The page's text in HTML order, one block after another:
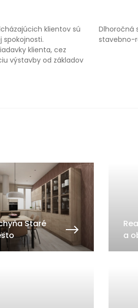
klientov sú
spokojnosti.
klienta, cez
výstavby od základov
Dlhoročná
stavebno-
Staré
a